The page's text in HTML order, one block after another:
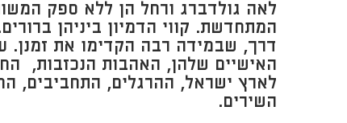
לאה גולדברג ורחל הן ללא ספק
המתחדשת. קווי הדמיון ביניהן
דרך, שבמידה רבה הקדימו את זמנן.
האישיים שלהן, האהבות הנכזבות,
לארץ ישראל, ההרגלים, התחביבים,
השירים.